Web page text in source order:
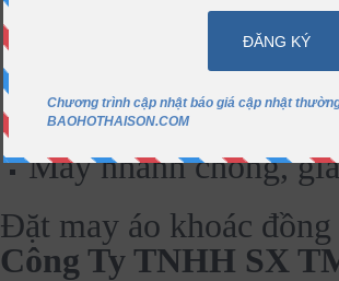
Đa dạng loại vải cho
tư vấn tận nơi
May mẫu miễn phí
Miễn phí in/thêu lên áo
May nhanh chóng,
Đặt may áo khoác
Công Ty TNHH SX